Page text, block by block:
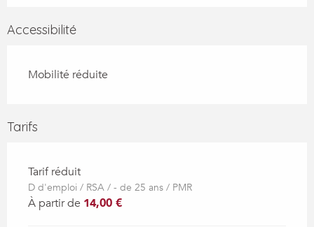
Accessibilité
Mobilité réduite
Tarifs
Tarif réduit
D d'emploi / RSA / - de 25 ans / PMR
À partir de 14,00 €